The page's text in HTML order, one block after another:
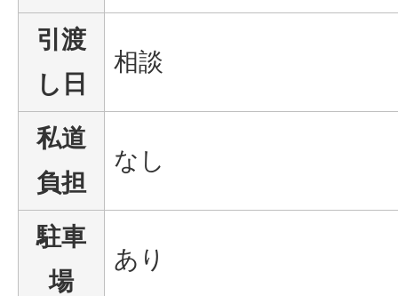
引渡
し日
相談
私道
負担
なし
駐車
場
あり